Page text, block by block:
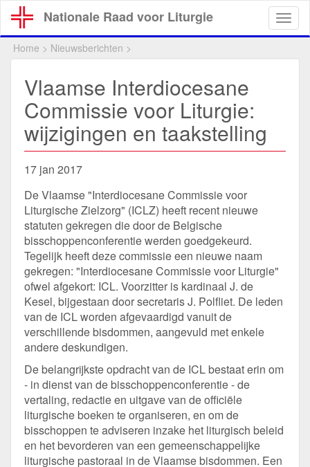
Overslaan
en
naar
Nationale Raad voor Liturgie
Home > Nieuwsberichten >
Vlaamse Interdiocesane
Commissie voor Liturgie:
wijzigingen en taakstelling
17 jan 2017
De Vlaamse "Interdiocesane Commissie voor
Liturgische Zielzorg" (ICLZ) heeft recent nieuwe
statuten gekregen die door de Belgische
bisschoppenconferentie werden goedgekeurd.
Tegelijk heeft deze commissie een nieuwe naam
gekregen: "Interdiocesane Commissie voor Liturgie"
ofwel afgekort: ICL. Voorzitter is kardinaal J. de
Kesel, bijgestaan door secretaris J. Polfliet. De leden
van de ICL worden afgevaardigd vanuit de
verschillende bisdommen, aangevuld met enkele
andere deskundigen.
De belangrijkste opdracht van de ICL bestaat erin om
- in dienst van de bisschoppenconferentie - de
vertaling, redactie en uitgave van de officiële
liturgische boeken te organiseren, en om de
bisschoppen te adviseren inzake het liturgisch beleid
en het bevorderen van een gemeenschappelijke
liturgische pastoraal in de Vlaamse bisdommen. Een